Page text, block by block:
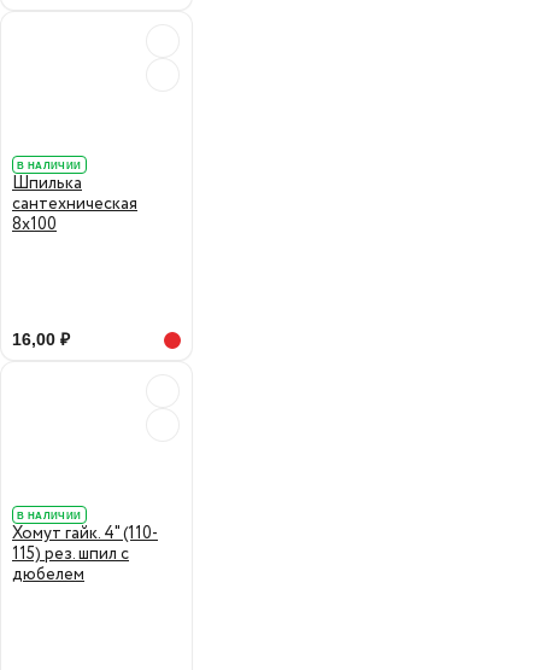
В НАЛИЧИИ
Шпилька
сантехническая
8х100
16,00 ₽
В НАЛИЧИИ
Хомут гайк. 4" (110-
115) рез. шпил с
дюбелем